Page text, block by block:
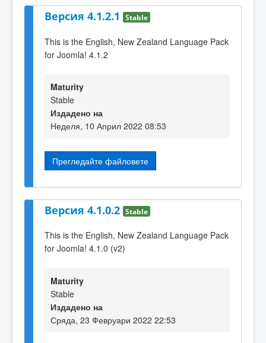
Версия 4.1.2.1 Stable
This is the English, New Zealand Language Pack
for Joomla! 4.1.2
Maturity
Stable
Издадено на
Неделя, 10 Април 2022 08:53
Прегледайте файловете
Версия 4.1.0.2 Stable
This is the English, New Zealand Language Pack
for Joomla! 4.1.0 (v2)
Maturity
Stable
Издадено на
Сряда, 23 Февруари 2022 22:53